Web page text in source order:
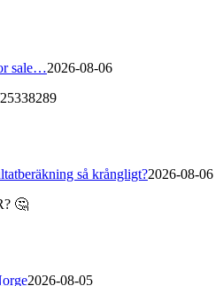
sale…2026-08-06
så krångligt?2026-08-06
🤔
2026-08-05